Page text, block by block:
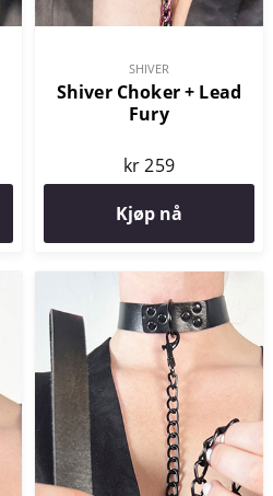
SHIVER
Shiver Choker + Lead
Fury
kr 259
Kjøp nå